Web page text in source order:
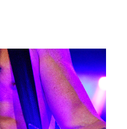
SASKIA LUDDEN
ANNA HIEP
CASHMYRA ROZENDAAL
MARTSEN HUT
ARSEN TSKHAY